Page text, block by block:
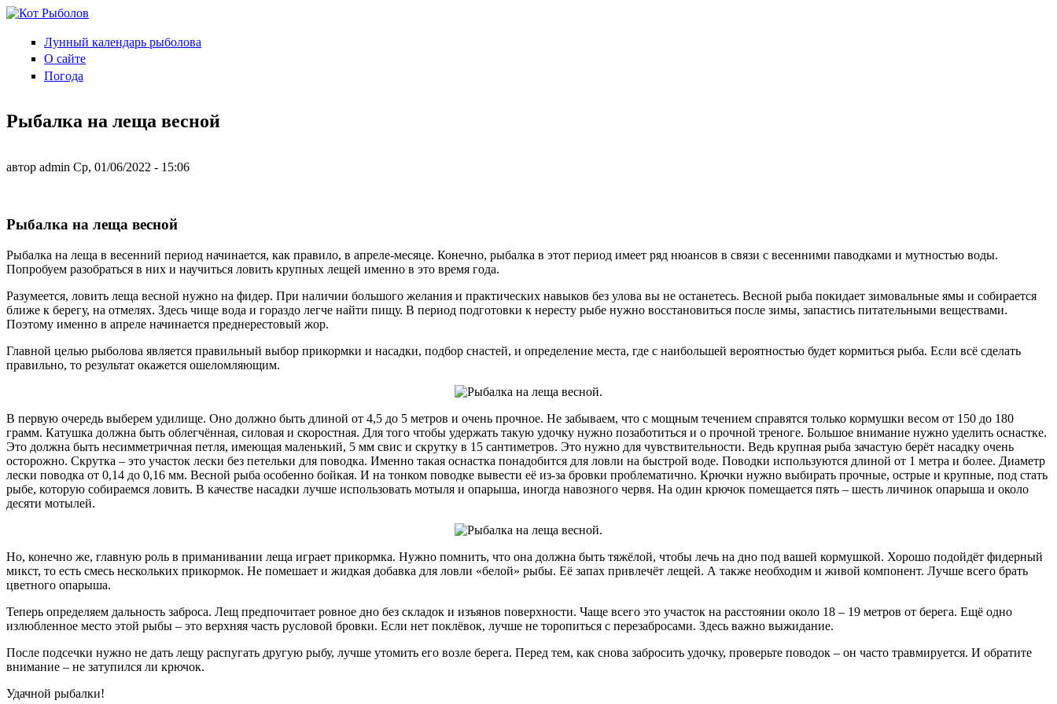
Перейти к основному содержанию
Кот
Рыболов
Лунный календарь рыболова
О сайте
Погода
Рыбалка на леща весной
автор admin Ср, 01/06/2022 - 15:06
Рыбалка на леща весной
Рыбалка на леща в весенний период начинается, как правило, в апреле-месяце. Конечно, рыбалка в этот период имеет ряд нюансов в связи с весенними паводками и мутностью воды.
Попробуем разобраться в них и научиться ловить крупных лещей именно в это время года.
Разумеется, ловить леща весной нужно на фидер. При наличии большого желания и практических навыков без улова вы не останетесь. Весной рыба покидает зимовальные ямы и собирается
ближе к берегу, на отмелях. Здесь чище вода и гораздо легче найти пищу. В период подготовки к нересту рыбе нужно восстановиться после зимы, запастись питательными веществами.
Поэтому именно в апреле начинается преднерестовый жор.
Главной целью рыболова является правильный выбор прикормки и насадки, подбор снастей, и определение места, где с наибольшей вероятностью будет кормиться рыба. Если всё сделать
правильно, то результат окажется ошеломляющим.
В первую очередь выберем удилище. Оно должно быть длиной от 4,5 до 5 метров и очень прочное. Не забываем, что с мощным течением справятся только кормушки весом от 150 до 180
грамм. Катушка должна быть облегчённая, силовая и скоростная. Для того чтобы удержать такую удочку нужно позаботиться и о прочной треноге. Большое внимание нужно уделить оснастке.
Это должна быть несимметричная петля, имеющая маленький, 5 мм свис и скрутку в 15 сантиметров. Это нужно для чувствительности. Ведь крупная рыба зачастую берёт насадку очень
осторожно. Скрутка – это участок лески без петельки для поводка. Именно такая оснастка понадобится для ловли на быстрой воде. Поводки используются длиной от 1 метра и более. Диаметр
лески поводка от 0,14 до 0,16 мм. Весной рыба особенно бойкая. И на тонком поводке вывести её из-за бровки проблематично. Крючки нужно выбирать прочные, острые и крупные, под стать
рыбе, которую собираемся ловить. В качестве насадки лучше использовать мотыля и опарыша, иногда навозного червя. На один крючок помещается пять – шесть личинок опарыша и около
десяти мотылей.
Но, конечно же, главную роль в приманивании леща играет прикормка. Нужно помнить, что она должна быть тяжёлой, чтобы лечь на дно под вашей кормушкой. Хорошо подойдёт фидерный
микст, то есть смесь нескольких прикормок. Не помешает и жидкая добавка для ловли «белой» рыбы. Её запах привлечёт лещей. А также необходим и живой компонент. Лучше всего брать
цветного опарыша.
Теперь определяем дальность заброса. Лещ предпочитает ровное дно без складок и изъянов поверхности. Чаще всего это участок на расстоянии около 18 – 19 метров от берега. Ещё одно
излюбленное место этой рыбы – это верхняя часть русловой бровки. Если нет поклёвок, лучше не торопиться с перезабросами. Здесь важно выжидание.
После подсечки нужно не дать лещу распугать другую рыбу, лучше утомить его возле берега. Перед тем, как снова забросить удочку, проверьте поводок – он часто травмируется. И обратите
внимание – не затупился ли крючок.
Удачной рыбалки!